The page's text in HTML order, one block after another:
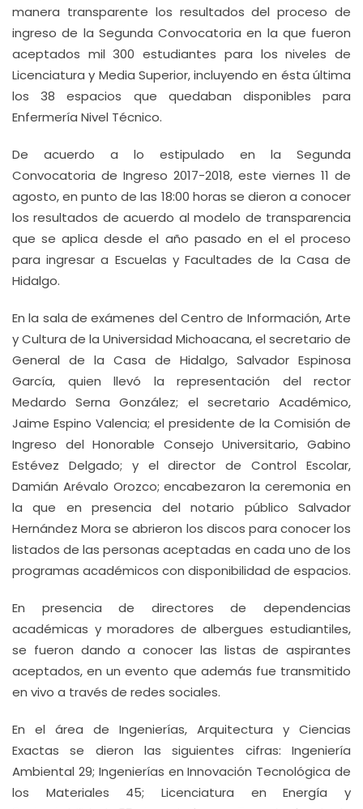
manera transparente los resultados del proceso de
ingreso de la Segunda Convocatoria en la que fueron
aceptados mil 300 estudiantes para los niveles de
Licenciatura y Media Superior, incluyendo en ésta última
los 38 espacios que quedaban disponibles para
Enfermería Nivel Técnico.
De acuerdo a lo estipulado en la Segunda
Convocatoria de Ingreso 2017-2018, este viernes 11 de
agosto, en punto de las 18:00 horas se dieron a conocer
los resultados de acuerdo al modelo de transparencia
que se aplica desde el año pasado en el el proceso
para ingresar a Escuelas y Facultades de la Casa de
Hidalgo.
En la sala de exámenes del Centro de Información, Arte
y Cultura de la Universidad Michoacana, el secretario de
General de la Casa de Hidalgo, Salvador Espinosa
García, quien llevó la representación del rector
Medardo Serna González; el secretario Académico,
Jaime Espino Valencia; el presidente de la Comisión de
Ingreso del Honorable Consejo Universitario, Gabino
Estévez Delgado; y el director de Control Escolar,
Damián Arévalo Orozco; encabezaron la ceremonia en
la que en presencia del notario público Salvador
Hernández Mora se abrieron los discos para conocer los
listados de las personas aceptadas en cada uno de los
programas académicos con disponibilidad de espacios.
En presencia de directores de dependencias
académicas y moradores de albergues estudiantiles,
se fueron dando a conocer las listas de aspirantes
aceptados, en un evento que además fue transmitido
en vivo a través de redes sociales.
En el área de Ingenierías, Arquitectura y Ciencias
Exactas se dieron las siguientes cifras: Ingeniería
Ambiental 29; Ingenierías en Innovación Tecnológica de
los Materiales 45; Licenciatura en Energía y